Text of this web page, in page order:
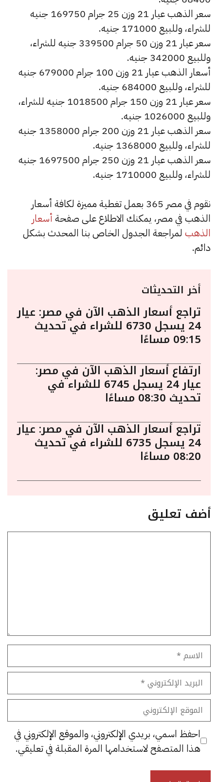
سعر الذهب عيار 21 وزن 25 جرام 169750 جنيه
للشراء، وللبيع 171000 جنيه.
سعر عيار 21 وزن 50 جرام 339500 جنيه للشراء،
وللبيع 342000 جنيه.
أسعار الذهب عيار 21 وزن 100 جرام 679000 جنيه
للشراء، وللبيع 684000 جنيه.
سعر عيار 21 وزن 150 جرام 1018500 جنيه للشراء،
وللبيع 1026000 جنيه.
سعر الذهب عيار 21 وزن 200 جرام 1358000 جنيه
للشراء، وللبيع 1368000 جنيه.
سعر الذهب عيار 21 وزن 250 جرام 1697500 جنيه
للشراء، وللبيع 1710000 جنيه.
نقوم في مصر 365 بعمل تغطية مميزة لكافة أسعار
الذهب في مصر، يمكنك الاطلاع على صفحة أسعار
الذهب لمراجعة الجدول الخاص بنا المحدث بشكل
دائم.
أخر التحديثات
تراجع أسعار الذهب الآن في مصر: عيار
24 يسجل 6730 للشراء في تحديث
09:15 مساءًا
ارتفاع أسعار الذهب الآن في مصر:
عيار 24 يسجل 6745 للشراء في
تحديث 08:30 مساءًا
تراجع أسعار الذهب الآن في مصر: عيار
24 يسجل 6735 للشراء في تحديث
08:20 مساءًا
أضف تعليق
الاسم
البريد
الإلكتروني
الموقع
الإلكتروني
احفظ اسمي، بريدي الإلكتروني، والموقع الإلكتروني في
هذا المتصفح لاستخدامها المرة المقبلة في تعليقي.